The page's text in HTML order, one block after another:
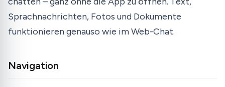
Sprachnachrichten, Fotos und Dokumente
funktionieren genauso wie im Web-Chat.
Navigation